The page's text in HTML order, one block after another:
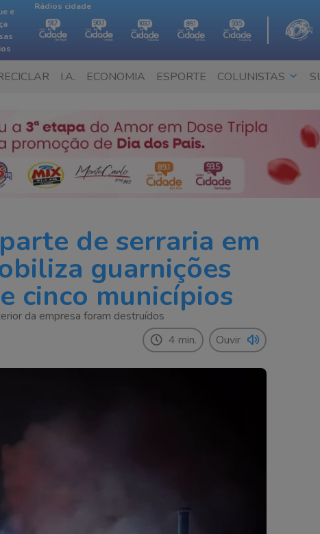
e
Rádios cidade
I.A. ECONOMIA ESPORTE COLUNISTAS
de serraria em
guarnições
cinco municípios
da empresa foram destruídos
4 min. Ouvir